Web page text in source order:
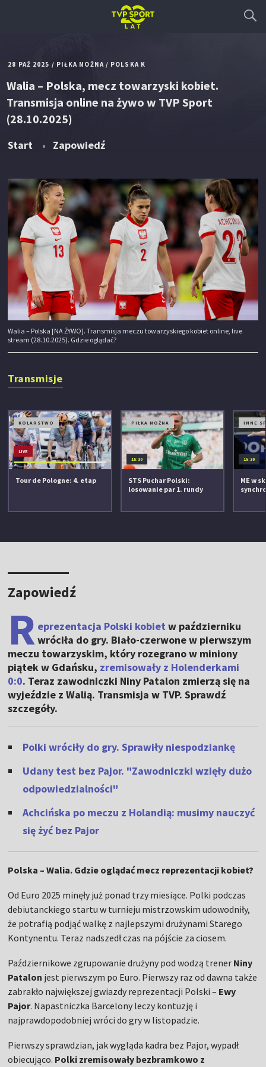
28 PAŹ 2025 / PIŁKA NOŻNA/ POLSKA K
Walia – Polska, mecz towarzyski kobiet.
Transmisja online na żywo w TVP Sport
(28.10.2025)
Start Zapowiedź
Walia – Polska [NA ŻYWO]. Transmisja meczu towarzyskiego kobiet online, live
stream (28.10.2025). Gdzie oglądać?
Transmisje
KOLARSTWO
LIVE
Tour de Pologne: 4. etap
PIŁKA NOŻNA
15:30
STS Puchar Polski:
losowanie par 1. rundy
INNE
15:30
ME w
Zapowiedź
R eprezentacja Polski kobiet w październiku
wróciła do gry. Biało-czerwone w pierwszym
meczu towarzyskim, który rozegrano w miniony
piątek w Gdańsku, zremisowały z Holenderkami
0:0. Teraz zawodniczki Niny Patalon zmierzą się na
wyjeździe z Walią. Transmisja w TVP. Sprawdź
szczegóły.
Polki wróciły do gry. Sprawiły niespodziankę
Udany test bez Pajor. "Zawodniczki wzięły dużo
odpowiedzialności"
Achcińska po meczu z Holandią: musimy nauczyć
się żyć bez Pajor
Polska – Walia. Gdzie oglądać mecz reprezentacji kobiet?
Od Euro 2025 minęły już ponad trzy miesiące. Polki podczas
debiutanckiego startu w turnieju mistrzowskim udowodniły,
że potrafią podjąć walkę z najlepszymi drużynami Starego
Kontynentu. Teraz nadszedł czas na pójście za ciosem.
Październikowe zgrupowanie drużyny pod wodzą trener Niny
Patalon jest pierwszym po Euro. Pierwszy raz od dawna także
zabrakło największej gwiazdy reprezentacji Polski – Ewy
Pajor. Napastniczka Barcelony leczy kontuzję i
najprawdopodobniej wróci do gry w listopadzie.
Pierwszy sprawdzian, jak wygląda kadra bez Pajor, wypadł
obiecująco. Polki zremisowały bezbramkowo z